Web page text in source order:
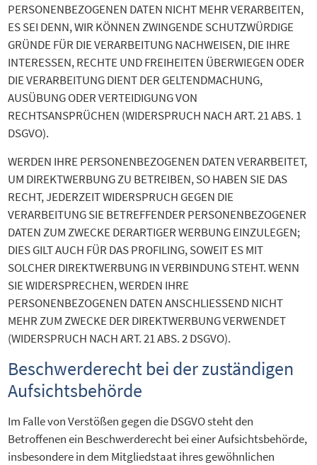
PERSONENBEZOGENEN DATEN NICHT MEHR VERARBEITEN,
ES SEI DENN, WIR KÖNNEN ZWINGENDE SCHUTZWÜRDIGE
GRÜNDE FÜR DIE VERARBEITUNG NACHWEISEN, DIE IHRE
INTERESSEN, RECHTE UND FREIHEITEN ÜBERWIEGEN ODER
DIE VERARBEITUNG DIENT DER GELTENDMACHUNG,
AUSÜBUNG ODER VERTEIDIGUNG VON
RECHTSANSPRÜCHEN (WIDERSPRUCH NACH ART. 21 ABS. 1
DSGVO).
WERDEN IHRE PERSONENBEZOGENEN DATEN VERARBEITET,
UM DIREKTWERBUNG ZU BETREIBEN, SO HABEN SIE DAS
RECHT, JEDERZEIT WIDERSPRUCH GEGEN DIE
VERARBEITUNG SIE BETREFFENDER PERSONENBEZOGENER
DATEN ZUM ZWECKE DERARTIGER WERBUNG EINZULEGEN;
DIES GILT AUCH FÜR DAS PROFILING, SOWEIT ES MIT
SOLCHER DIREKTWERBUNG IN VERBINDUNG STEHT. WENN
SIE WIDERSPRECHEN, WERDEN IHRE
PERSONENBEZOGENEN DATEN ANSCHLIESSEND NICHT
MEHR ZUM ZWECKE DER DIREKTWERBUNG VERWENDET
(WIDERSPRUCH NACH ART. 21 ABS. 2 DSGVO).
Beschwerde­recht bei der zuständigen
Aufsichts­behörde
Im Falle von Verstößen gegen die DSGVO steht den
Betroffenen ein Beschwerderecht bei einer Aufsichtsbehörde,
insbesondere in dem Mitgliedstaat ihres gewöhnlichen